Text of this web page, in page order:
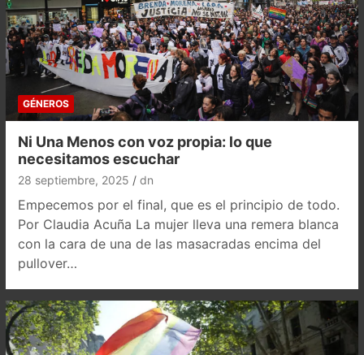
GÉNEROS
Ni Una Menos con voz propia: lo que
necesitamos escuchar
28 septiembre, 2025 dn
Empecemos por el final, que es el principio de todo.
Por Claudia Acuña La mujer lleva una remera blanca
con la cara de una de las masacradas encima del
pullover…